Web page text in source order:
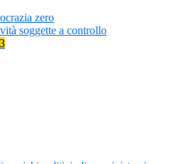
zero
soggette a controllo
3